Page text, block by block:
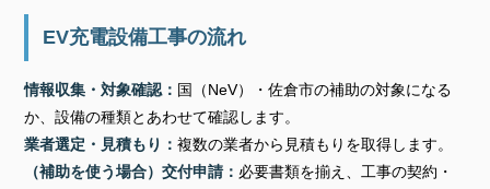
EV充電設備工事の流れ
情報収集・対象確認： 国（NeV）・佐倉市の補助の対象になる
か、設備の種類とあわせて確認します。
業者選定・見積もり：複数の業者から見積もりを取得します。
（補助を使う場合）交付申請： 必要書類を揃え、工事の契約・